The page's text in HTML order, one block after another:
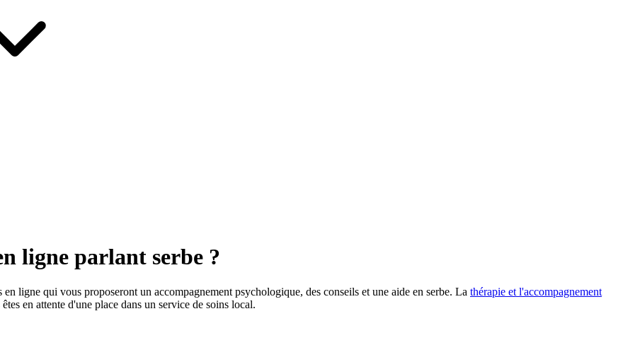
ligne parlant serbe ?
ligne qui vous proposeront un accompagnement psychologique, des conseils et une aide en serbe. La thérapie et l'accompagnement
en attente d'une place dans un service de soins local.